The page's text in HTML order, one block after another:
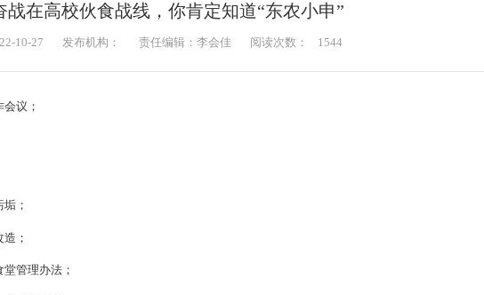
战在高校伙食战线，你肯定知道“东农小申”
10-27 发布机构： 责任编辑：李会佳 阅读次数： 1544
议；
；
；
管理办法；